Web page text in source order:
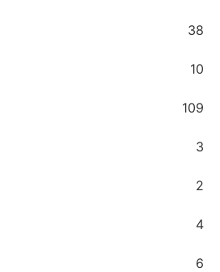
38
10
109
3
2
4
6